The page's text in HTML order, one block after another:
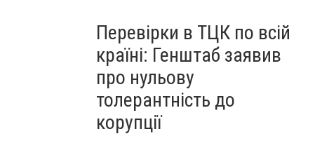
Перевірки в ТЦК по всій
країні: Генштаб заявив
про нульову
толерантність до
корупції